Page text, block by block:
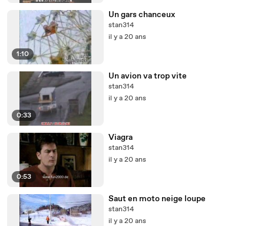
1:10
Un gars chanceux
stan314
il y a 20 ans
0:33
Un avion va trop vite
stan314
il y a 20 ans
0:53
Viagra
stan314
il y a 20 ans
Saut en moto neige loupe
stan314
il y a 20 ans